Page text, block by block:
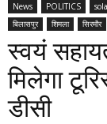
News
POLITICS
बिलासपुर
शिमला सिरमौर
स्वयं
मिलेगा
डीसी